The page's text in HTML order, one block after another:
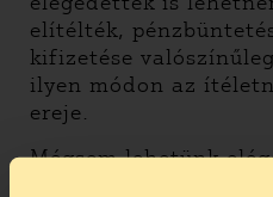
elítélték,
kifizetése
ilyen módon az
ereje.
Mégsem lehetünk